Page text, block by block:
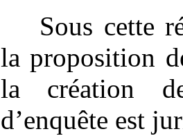
Sous cette
la proposition
la création
d’enquête est